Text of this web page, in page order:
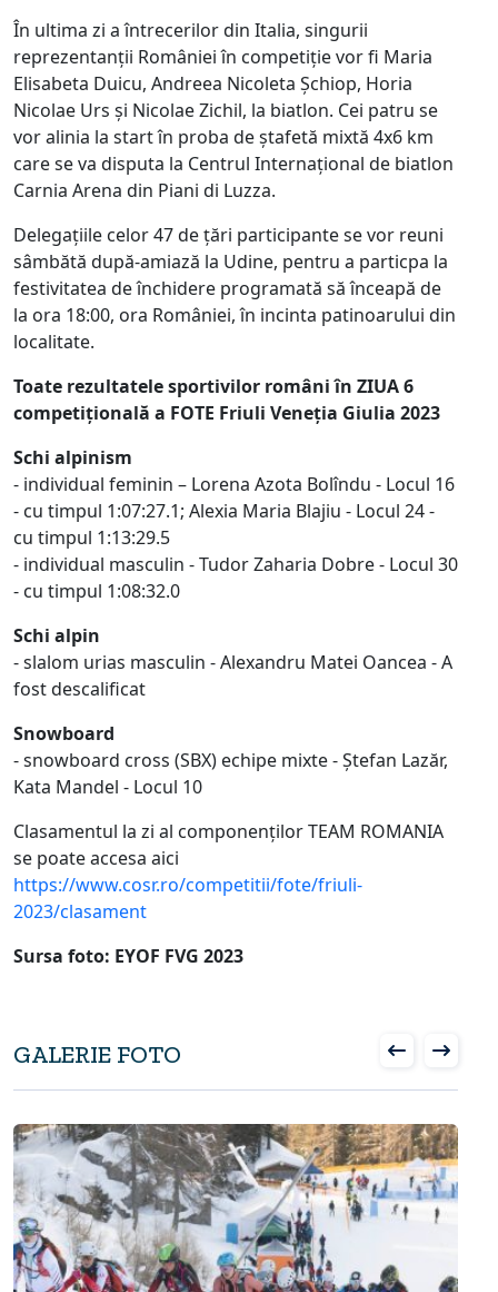
În ultima zi a întrecerilor din Italia, singurii
reprezentanții României în competiție vor fi Maria
Elisabeta Duicu, Andreea Nicoleta Șchiop, Horia
Nicolae Urs și Nicolae Zichil, la biatlon. Cei patru se
vor alinia la start în proba de ștafetă mixtă 4x6 km
care se va disputa la Centrul Internațional de biatlon
Carnia Arena din Piani di Luzza.
Delegațiile celor 47 de țări participante se vor reuni
sâmbătă după-amiază la Udine, pentru a particpa la
festivitatea de închidere programată să înceapă de
la ora 18:00, ora României, în incinta patinoarului din
localitate.
Toate rezultatele sportivilor români în ZIUA 6
competițională a FOTE Friuli Veneția Giulia 2023
Schi alpinism
- individual feminin – Lorena Azota Bolîndu - Locul 16
- cu timpul 1:07:27.1; Alexia Maria Blajiu - Locul 24 -
cu timpul 1:13:29.5
- individual masculin - Tudor Zaharia Dobre - Locul 30
- cu timpul 1:08:32.0
Schi alpin
- slalom urias masculin - Alexandru Matei Oancea - A
fost descalificat
Snowboard
- snowboard cross (SBX) echipe mixte - Ștefan Lazăr,
Kata Mandel - Locul 10
Clasamentul la zi al componenților TEAM ROMANIA
se poate accesa aici
https://www.cosr.ro/competitii/fote/friuli-
2023/clasament
Sursa foto: EYOF FVG 2023
GALERIE FOTO